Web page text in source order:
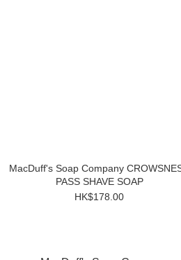
MacDuff's Soap Company
PASS SHAVE SOAP
HK$178.00